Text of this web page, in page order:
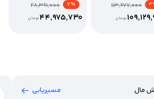
113,677,000
تومان
% 7
48,361,000
44,975,730تومان
مال مسیریابی